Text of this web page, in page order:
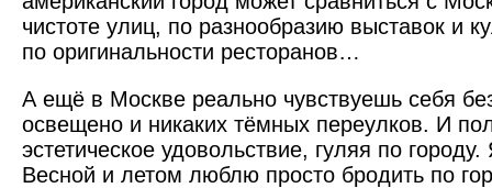
чистоте улиц, по разнообразию выставок и
по оригинальности ресторанов…
А ещё в Москве реально чувствуешь себя
освещено и никаких тёмных переулков. И
эстетическое удовольствие, гуляя по
Весной и летом люблю просто бродить по